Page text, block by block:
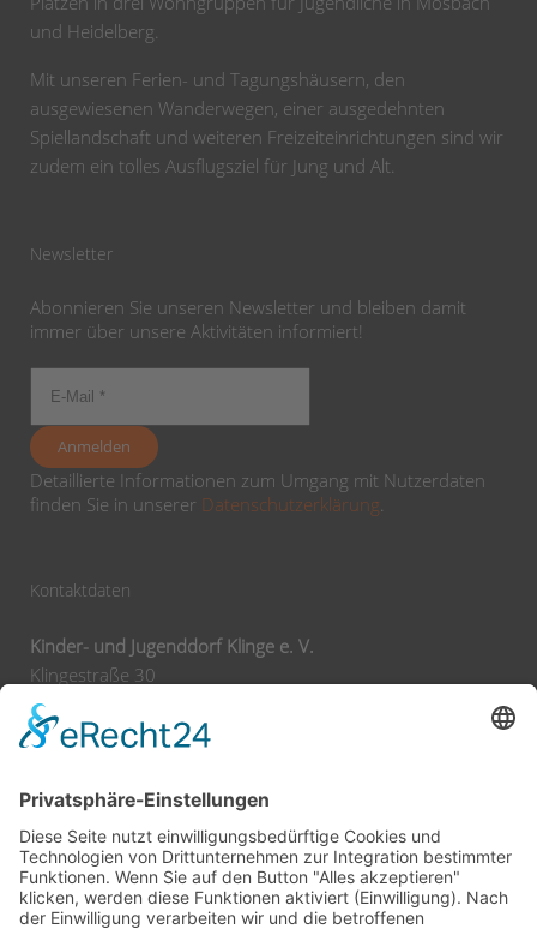
und Heidelberg.
Mit unseren Ferien- und Tagungshäusern, den
ausgewiesenen Wanderwegen, einer ausgedehnten
Spiellandschaft und weiteren Freizeiteinrichtungen sind wir
zudem ein tolles Ausflugsziel für Jung und Alt.
Newsletter
Abonnieren Sie unseren Newsletter und bleiben damit
immer über unsere Aktivitäten informiert!
Detaillierte Informationen zum Umgang mit Nutzerdaten
finden Sie in unserer Datenschutzerklärung.
Kontaktdaten
Kinder- und Jugenddorf Klinge e. V.
Klingestraße 30
74743 Seckach
Tel:
+49 62 92 78 0
E-Mail: info@klinge-seckach.de
Bankverbindung
Sparkasse Neckartal-Odenwald